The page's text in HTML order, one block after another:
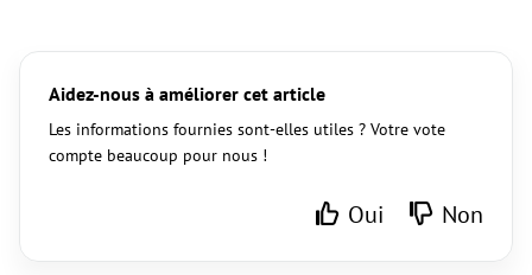
Aidez-nous à améliorer cet article
Les informations fournies sont-elles utiles ? Votre vote
compte beaucoup pour nous !
Oui Non